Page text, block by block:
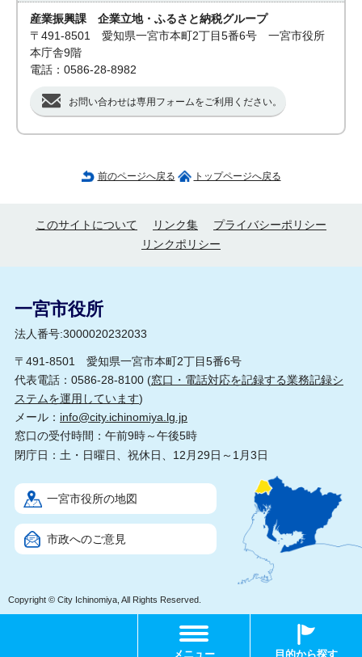
産業振興課 企業立地・ふるさと納税グループ
〒491-8501 愛知県一宮市本町2丁目5番6号 一宮市役所
本庁舎9階
電話：0586-28-8982
お問い合わせは専用フォームをご利用ください。
前のページへ戻る トップページへ戻る
メニュー 目的から探す
このサイトについて リンク集
プライバシーポリシー
リンクポリシー
一宮市役所
法人番号:3000020232033
〒491-8501 愛知県一宮市本町2丁目5番6号
代表電話：0586-28-8100 (窓口・電話対応を記録する業務記録シ
ステムを運用しています)
メール： info@city.ichinomiya.lg.jp
窓口の受付時間：午前9時～午後5時
閉庁日：土・日曜日、祝休日、12月29日～1月3日
一宮市役所の地図
市政へのご意見
Copyright © City Ichinomiya, All Rights Reserved.